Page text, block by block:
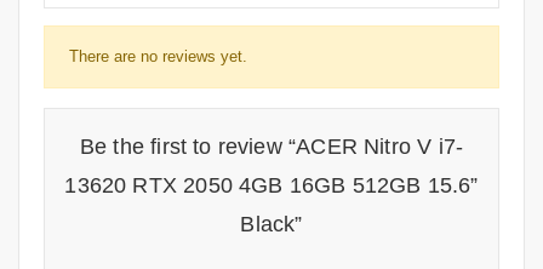
There are no reviews yet.
Be the first to review “ACER Nitro V i7-
13620 RTX 2050 4GB 16GB 512GB 15.6”
Black”